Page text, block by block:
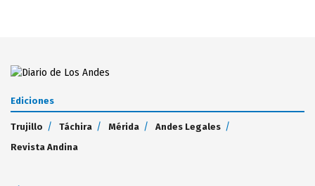
Ediciones
Trujillo Táchira Mérida
Andes Legales
Revista Andina